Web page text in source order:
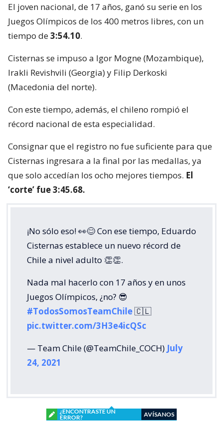
El joven nacional, de 17 años, ganó su serie en los
Juegos Olímpicos de los 400 metros libres, con un
tiempo de3:54.10.
Cisternas se impuso a Igor Mogne (Mozambique),
Irakli Revishvili (Georgia) y Filip Derkoski
(Macedonia del norte).
Con este tiempo, además, el chileno rompió el
récord nacional de esta especialidad.
Consignar que el registro no fue suficiente para que
Cisternas ingresara a la final por las medallas, ya
que solo accedían los ocho mejores tiempos. El
‘corte’ fue 3:45.68.
¡No sólo eso! 👀😊 Con ese tiempo, Eduardo
Cisternas establece un nuevo récord de
Chile a nivel adulto 👏👏.
Nada mal hacerlo con 17 años y en unos
Juegos Olímpicos, ¿no? 😎
#TodosSomosTeamChile🇨🇱
pic.twitter.com/3H3e4icQSc
— Team Chile (@TeamChile_COCH) July
24, 2021
¿ENCONTRASTE UN
ERROR?
AVÍSANOS